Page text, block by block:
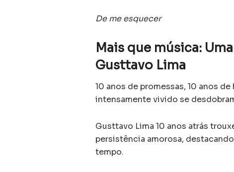
De me esquecer
Mais que música:
Gusttavo Lima
10 anos de promessas, 10 anos
intensamente vivido se
Gusttavo Lima 10 anos atrás
persistência amorosa,
tempo.